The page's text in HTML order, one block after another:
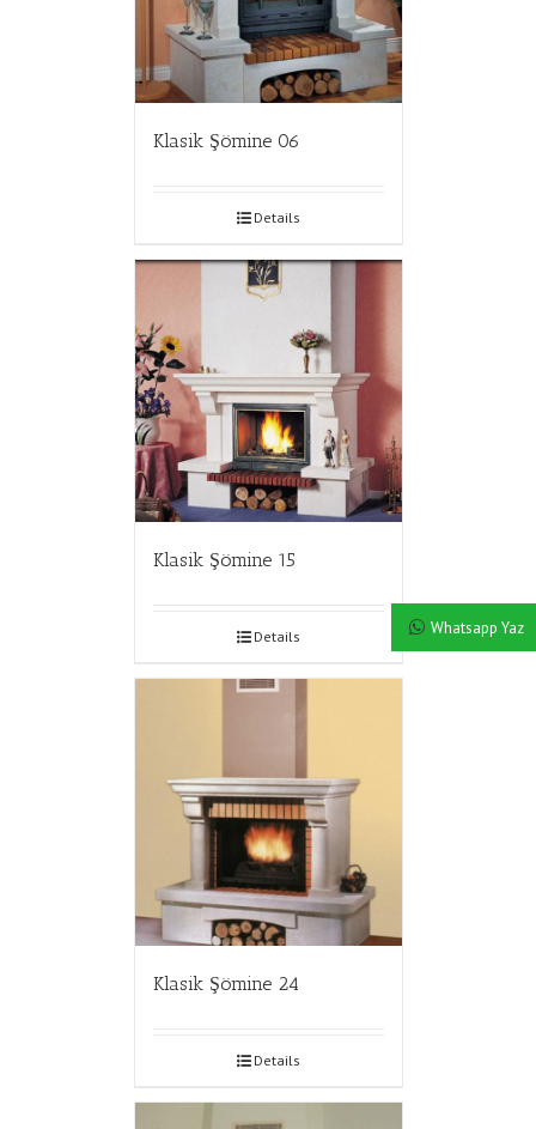
Klasik Şömine 06
Details
Klasik Şömine 15
Details
Klasik Şömine 24
Details
Whatsapp Yaz